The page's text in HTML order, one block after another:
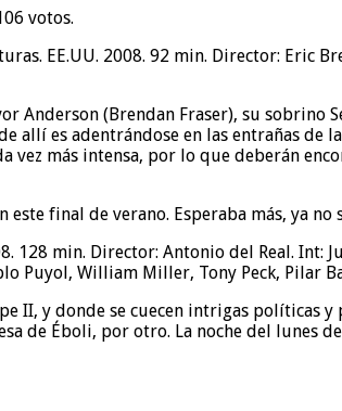
votos.
EE.UU. 2008. 92 min. Director: Eric
(Brendan Fraser), su sobrino
allí es adentrándose en las entrañas
vez más intensa, por lo que deberán
final de verano. Esperaba más, ya no
128 min. Director: Antonio del Real.
Puyol, William Miller, Tony Peck, Pilar
y donde se cuecen intrigas políticas y
de Éboli, por otro. La noche del lunes